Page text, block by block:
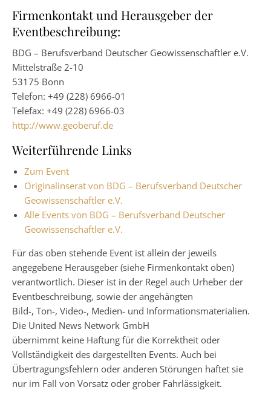
Firmenkontakt und Herausgeber der
Eventbeschreibung:
BDG – Berufsverband Deutscher Geowissenschaftler e.V.
Mittelstraße 2-10
53175 Bonn
Telefon: +49 (228) 6966-01
Telefax: +49 (228) 6966-03
http://www.geoberuf.de
Weiterführende Links
Zum Event
Originalinserat von BDG – Berufsverband Deutscher
Geowissenschaftler e.V.
Alle Events von BDG – Berufsverband Deutscher
Geowissenschaftler e.V.
Für das oben stehende Event ist allein der jeweils
angegebene Herausgeber (siehe Firmenkontakt oben)
verantwortlich. Dieser ist in der Regel auch Urheber der
Eventbeschreibung, sowie der angehängten
Bild-, Ton-, Video-, Medien- und Informationsmaterialien.
Die United News Network GmbH
übernimmt keine Haftung für die Korrektheit oder
Vollständigkeit des dargestellten Events. Auch bei
Übertragungsfehlern oder anderen Störungen haftet sie
nur im Fall von Vorsatz oder grober Fahrlässigkeit.